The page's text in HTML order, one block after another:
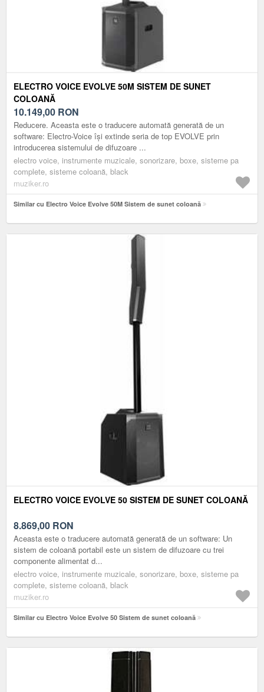
ELECTRO VOICE EVOLVE 50M SISTEM DE SUNET
COLOANĂ
10.149,00 RON
Reducere. Aceasta este o traducere automată generată de un
software: Electro-Voice își extinde seria de top EVOLVE prin
introducerea sistemului de difuzoare ...
electro voice, instrumente muzicale, sonorizare, boxe, sisteme pa
complete, sisteme coloană, black
muziker.ro
Similar cu Electro Voice Evolve 50M Sistem de sunet coloană
ELECTRO VOICE EVOLVE 50 SISTEM DE SUNET COLOANĂ
8.869,00 RON
Aceasta este o traducere automată generată de un software: Un
sistem de coloană portabil este un sistem de difuzoare cu trei
componente alimentat d...
electro voice, instrumente muzicale, sonorizare, boxe, sisteme pa
complete, sisteme coloană, black
muziker.ro
Similar cu Electro Voice Evolve 50 Sistem de sunet coloană